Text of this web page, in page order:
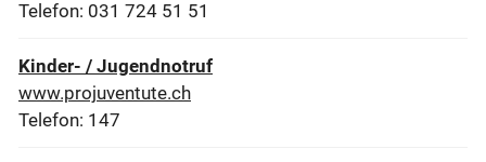
Telefon: 031 724 51 51
Kinder- / Jugendnotruf
www.projuventute.ch
Telefon: 147